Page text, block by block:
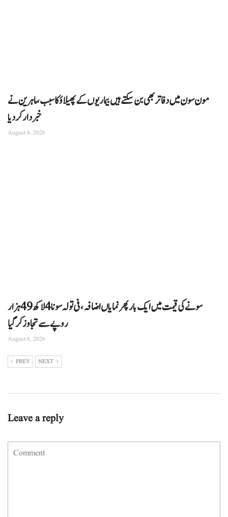
مون سون میں دفاتر بھی بن سکتے ہیں بیماریوں کے پھیلاؤ کا سبب، ماہرین نے
خبردار کر دیا
August 6, 2026
سونے کی قیمت میں ایک بار پھر نمایاں اضافہ، فی تولہ سونا 4 لاکھ 49 ہزار
روپے سے تجاوز کرگیا
August 6, 2026
PREV NEXT
Leave a reply